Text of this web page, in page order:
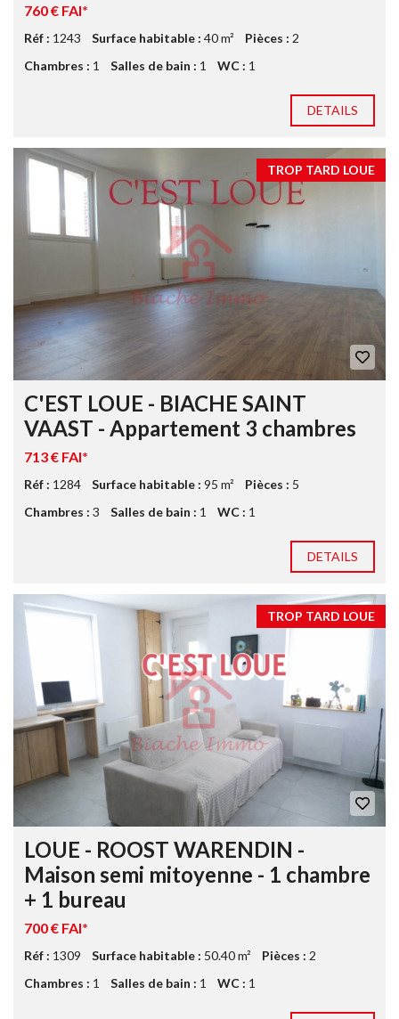
760 € FAI*
Réf : 1243 Surface habitable : 40 m² Pièces : 2
Chambres : 1 Salles de bain : 1 WC : 1
DETAILS
TROP TARD LOUE
C'EST LOUE - BIACHE SAINT
VAAST - Appartement 3 chambres
713 € FAI*
Réf : 1284 Surface habitable : 95 m² Pièces : 5
Chambres : 3 Salles de bain : 1 WC : 1
DETAILS
TROP TARD LOUE
LOUE - ROOST WARENDIN -
Maison semi mitoyenne - 1 chambre
+ 1 bureau
700 € FAI*
Réf : 1309 Surface habitable : 50.40 m² Pièces : 2
Chambres : 1 Salles de bain : 1 WC : 1